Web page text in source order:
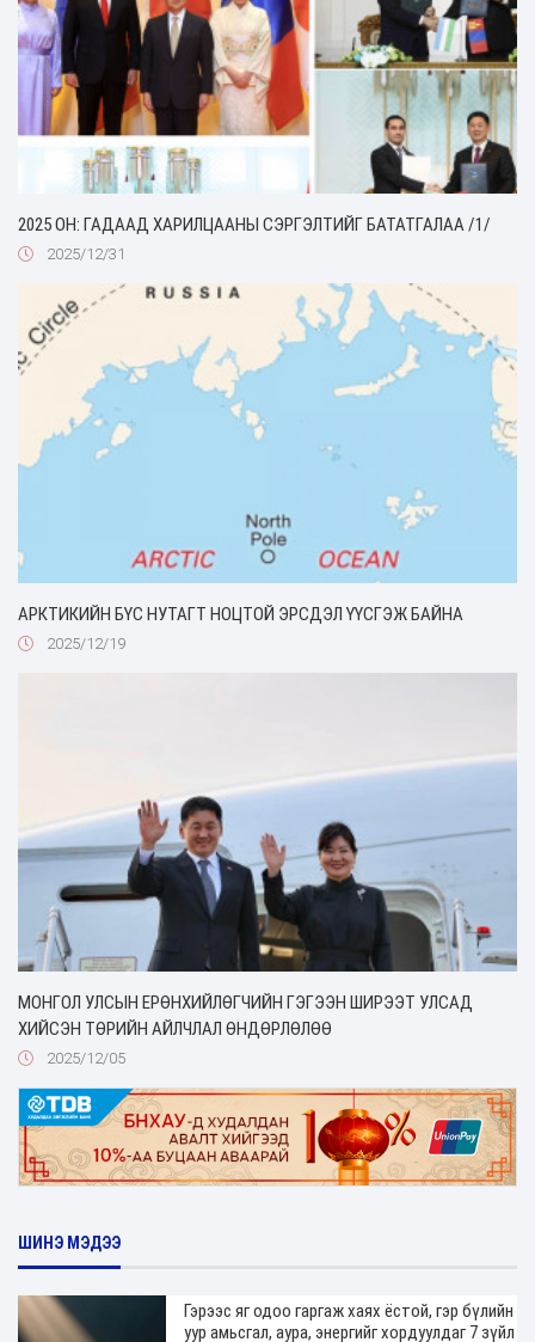
2025 ОН: ГАДААД ХАРИЛЦААНЫ СЭРГЭЛТИЙГ БАТАТГАЛАА /1/
2025/12/31
АРКТИКИЙН БҮС НУТАГТ НОЦТОЙ ЭРСДЭЛ ҮҮСГЭЖ БАЙНА
2025/12/19
МОНГОЛ УЛСЫН ЕРӨНХИЙЛӨГЧИЙН ГЭГЭЭН ШИРЭЭТ УЛСАД
ХИЙСЭН ТӨРИЙН АЙЛЧЛАЛ ӨНДӨРЛӨЛӨӨ
2025/12/05
ШИНЭ МЭДЭЭ
Гэрээс яг одоо гаргаж хаях ёстой, гэр бүлийн
уур амьсгал, аура, энергийг хордуулдаг 7 зүйл